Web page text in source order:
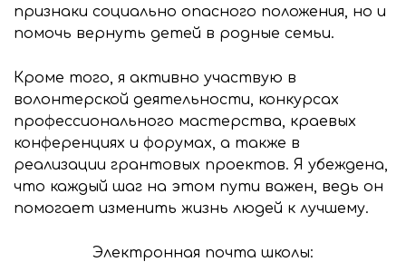
признаки социально опасного положения, но и
помочь вернуть детей в родные семьи.
Кроме того, я активно участвую в
волонтерской деятельности, конкурсах
профессионального мастерства, краевых
конференциях и форумах, а также в
реализации грантовых проектов. Я убеждена,
что каждый шаг на этом пути важен, ведь он
помогает изменить жизнь людей к лучшему.
Электронная почта школы: